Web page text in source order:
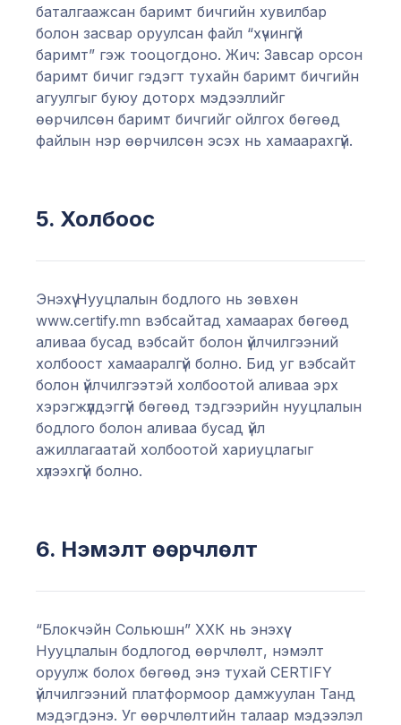
баталгаажсан баримт бичгийн хувилбар
болон засвар оруулсан файл “хүчингүй
баримт” гэж тооцогдоно. Жич: Завсар орсон
баримт бичиг гэдэгт тухайн баримт бичгийн
агуулгыг буюу доторх мэдээллийг
өөрчилсөн баримт бичгийг ойлгох бөгөөд
файлын нэр өөрчилсөн эсэх нь хамаарахгүй.
5. Холбоос
Энэхүү Нууцлалын бодлого нь зөвхөн
www.certify.mn вэбсайтад хамаарах бөгөөд
аливаа бусад вэбсайт болон үйлчилгээний
холбоост хамааралгүй болно. Бид уг вэбсайт
болон үйлчилгээтэй холбоотой аливаа эрх
хэрэгжүүлдэггүй бөгөөд тэдгээрийн нууцлалын
бодлого болон аливаа бусад үйл
ажиллагаатай холбоотой хариуцлагыг
хүлээхгүй болно.
6. Нэмэлт өөрчлөлт
“Блокчэйн Сольюшн” ХХК нь энэхүү
Нууцлалын бодлогод өөрчлөлт, нэмэлт
оруулж болох бөгөөд энэ тухай CERTIFY
үйлчилгээний платформоор дамжуулан Танд
мэдэгдэнэ. Уг өөрчлөлтийн талаар мэдээлэл